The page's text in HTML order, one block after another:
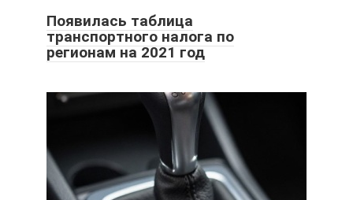
Появилась таблица
транспортного налога по
регионам на 2021 год